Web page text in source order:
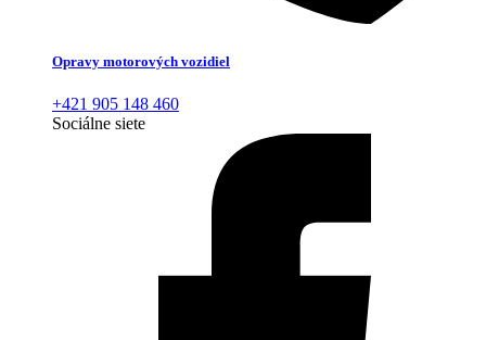
Opravy motorových vozidiel
+421 905 148 460
Sociálne siete